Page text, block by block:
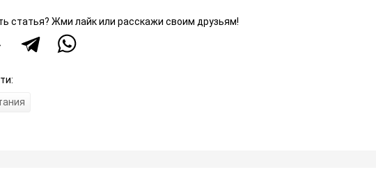
статья? Жми лайк или расскажи своим друзьям!